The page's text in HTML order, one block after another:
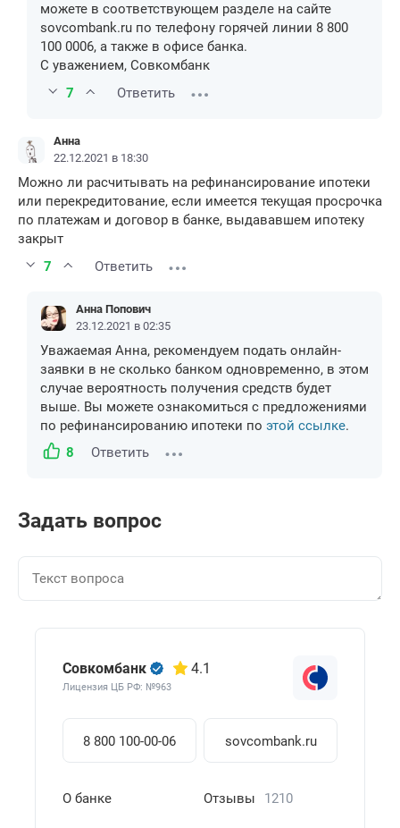
можете в соответствующем разделе на сайте
sovcombank.ru по телефону горячей линии 8 800
100 0006, а также в офисе банка.
С уважением, Совкомбанк
7
Ответить
Анна
22.12.2021 в 18:30
Можно ли расчитывать на рефинансирование ипотеки
или перекредитование, если имеется текущая просрочка
по платежам и договор в банке, выдававшем ипотеку
закрыт
7
Ответить
Анна Попович
23.12.2021 в 02:35
Уважаемая Анна, рекомендуем подать онлайн-
заявки в не сколько банком одновременно, в этом
случае вероятность получения средств будет
выше. Вы можете ознакомиться с предложениями
по рефинансированию ипотеки по этой ссылке.
8
Ответить
Задать вопрос
Совкомбанк 4.1
Лицензия ЦБ РФ: №963
8 800 100-00-06 sovcombank.ru
О банке Отзывы 1210